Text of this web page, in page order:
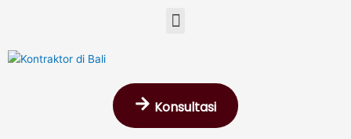
Menu
Konsultasi